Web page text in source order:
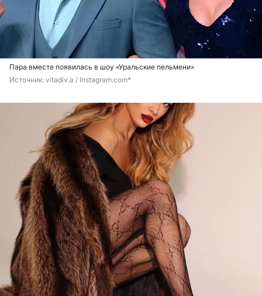
Пара вместе появилась в шоу «Уральские пельмени»
Источник: vitadiv.a / Instagram.com*